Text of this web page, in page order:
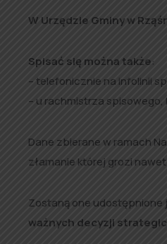
W Urzędzie Gminy w
Spisać się można także:
– telefonicznie na infolinii
– u rachmistrza
Dane zbierane w ramach
złamanie której grozi
Zostaną one
ważnych decyzji